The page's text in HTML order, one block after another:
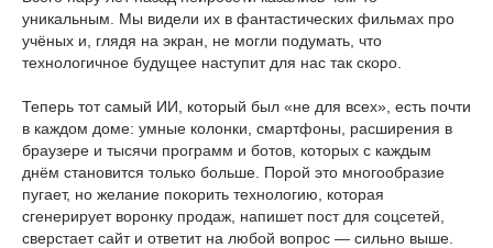
уникальным. Мы видели их в фантастических фильмах про
учёных и, глядя на экран, не могли подумать, что
технологичное будущее наступит для нас так скоро.
Теперь тот самый ИИ, который был «не для всех», есть почти
в каждом доме: умные колонки, смартфоны, расширения в
браузере и тысячи программ и ботов, которых с каждым
днём становится только больше. Порой это многообразие
пугает, но желание покорить технологию, которая
сгенерирует воронку продаж, напишет пост для соцсетей,
сверстает сайт и ответит на любой вопрос — сильно выше.